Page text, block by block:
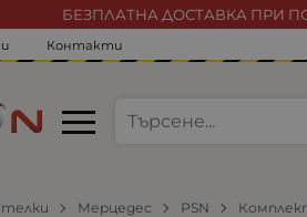
БЕЗПЛАТНА ДОСТАВКА ПРИ
Контакти
Мерцедес PSN